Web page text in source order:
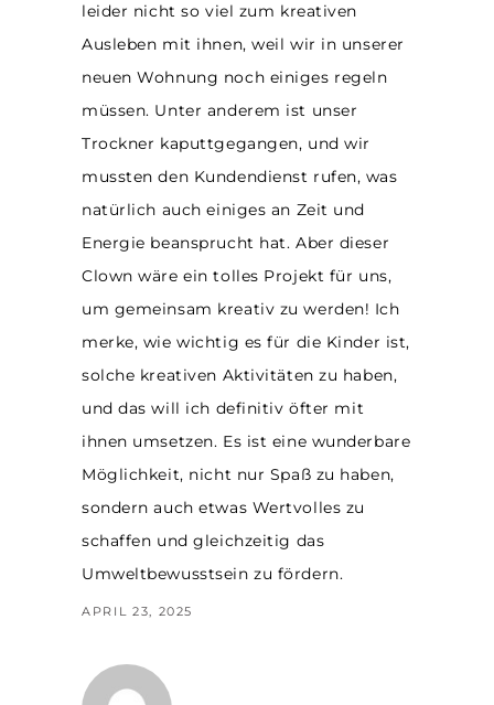
leider nicht so viel zum kreativen
Ausleben mit ihnen, weil wir in unserer
neuen Wohnung noch einiges regeln
müssen. Unter anderem ist unser
Trockner kaputtgegangen, und wir
mussten den Kundendienst rufen, was
natürlich auch einiges an Zeit und
Energie beansprucht hat. Aber dieser
Clown wäre ein tolles Projekt für uns,
um gemeinsam kreativ zu werden! Ich
merke, wie wichtig es für die Kinder ist,
solche kreativen Aktivitäten zu haben,
und das will ich definitiv öfter mit
ihnen umsetzen. Es ist eine wunderbare
Möglichkeit, nicht nur Spaß zu haben,
sondern auch etwas Wertvolles zu
schaffen und gleichzeitig das
Umweltbewusstsein zu fördern.
APRIL 23, 2025